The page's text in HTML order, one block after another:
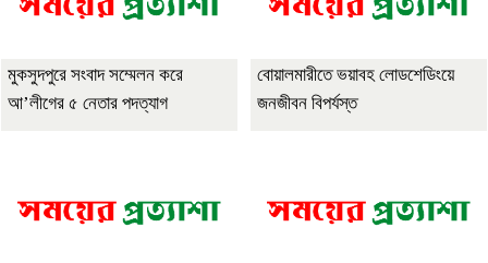
মুকসুদপুরে সংবাদ সম্মেলন করে
আ’লীগের ৫ নেতার পদত্যাগ
বোয়ালমারীতে ভয়াবহ লোডশেডিংয়ে
জনজীবন বিপর্যস্ত